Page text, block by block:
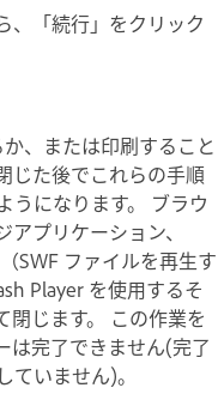
、「続行」をクリック
、または印刷すること
じた後でこれらの手順
うになります。 ブラウ
プリケーション、
SWF ファイルを再生す
Player を使用するそ
閉じます。 この作業を
は完了できません(完了
ていません)。